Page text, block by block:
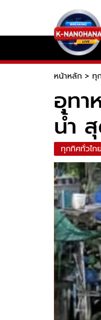
หน้าหลัก > ทุ
อุทา
น้ำ
ทุกทิศทั่วไทย